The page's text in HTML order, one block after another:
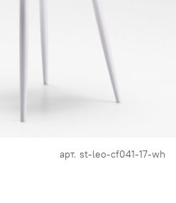
арт. st-leo-cf041-17-wh